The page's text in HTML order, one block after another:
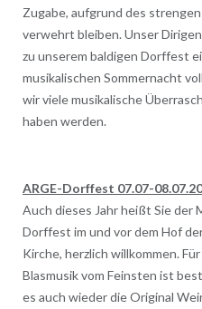
Zugabe, aufgrund des
verwehrt bleiben. Unser
zu unserem baldigen Dorffest
musikalischen Sommernacht
wir viele musikalische
haben werden.
ARGE-Dorffest 07.07-
Auch dieses Jahr heißt Sie der
Dorffest im und vor dem Hof
Kirche, herzlich willkommen.
Blasmusik vom Feinsten ist
es auch wieder die Original